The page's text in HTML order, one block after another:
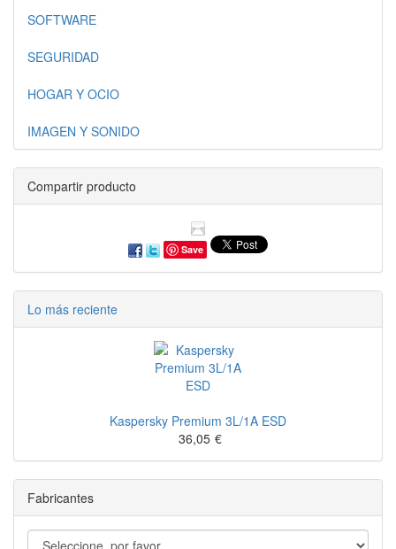
SOFTWARE
SEGURIDAD
HOGAR Y OCIO
IMAGEN Y SONIDO
Compartir producto
Save
Lo más reciente
Kaspersky Premium 3L/1A ESD
36,05 €
Fabricantes